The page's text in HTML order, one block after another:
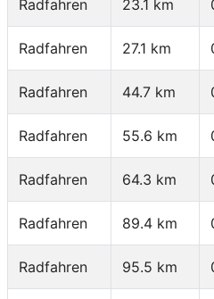
Radfahren 23.1 km
Radfahren 27.1 km
Radfahren 44.7 km
Radfahren 55.6 km
Radfahren 64.3 km
Radfahren 89.4 km
Radfahren 95.5 km